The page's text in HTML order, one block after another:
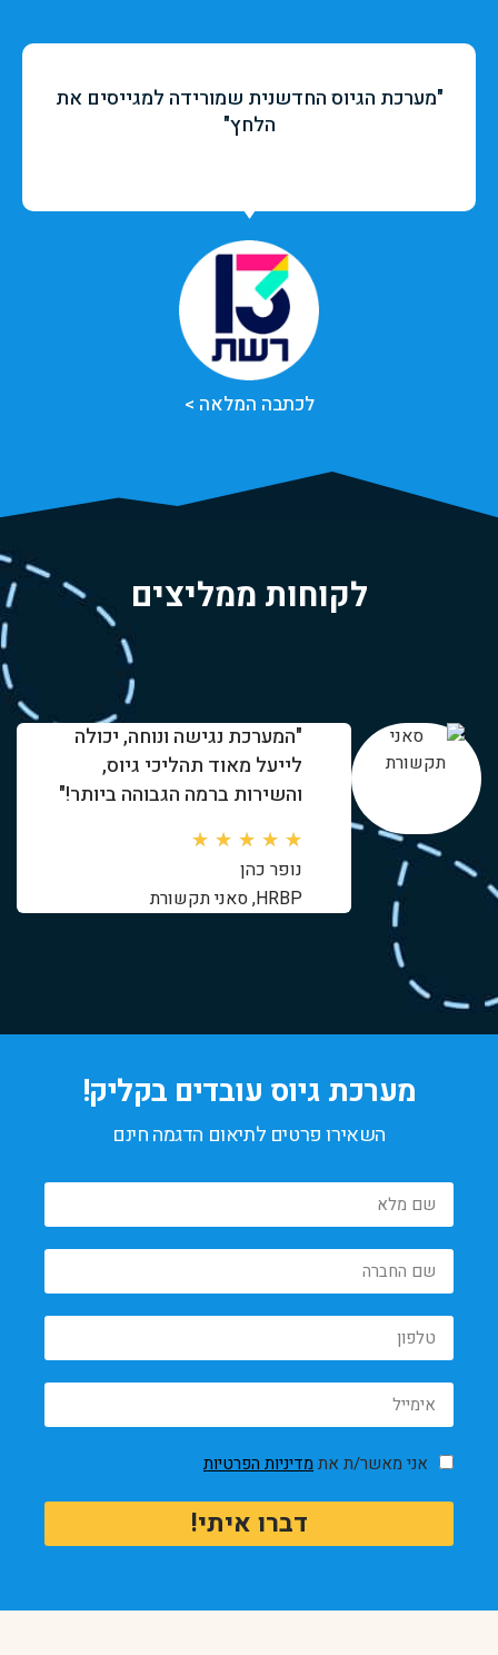
"מערכת הגיוס החדשנית שמורידה למגייסים את
הלחץ"
לכתבה המלאה >
לקוחות ממליצים
"המערכת נגישה ונוחה, יכולה
לייעל מאוד תהליכי גיוס,
והשירות ברמה הגבוהה ביותר!"
★
★
★
★
★
נופר כהן
HRBP, סאני תקשורת
מערכת גיוס עובדים בקליק!
השאירו פרטים לתיאום הדגמה חינם
אני מאשר/ת אתמדיניות הפרטיות
דברו איתי!